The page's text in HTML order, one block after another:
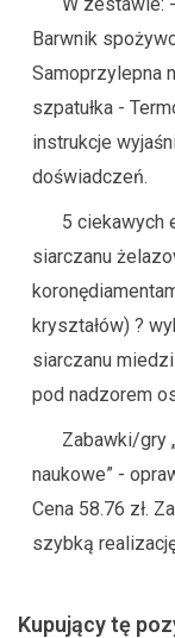
Barwnik
Samoprzylepna
szpatułka -
instrukcje
doświadczeń.
5 ciekawych
siarczanu
kryształów) ?
siarczanu
pod nadzorem
Zabawki/gry
naukowe” -
Cena 58.76 zł.
szybką
Kupujący tę